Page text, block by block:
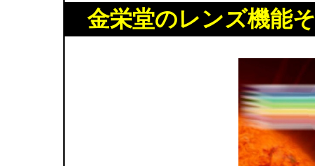
金栄堂のレンズ機能